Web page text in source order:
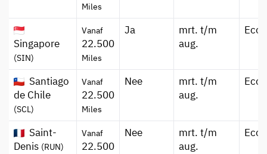
Miles
Singapore
(SIN)
Vanaf
22.500
Miles
Ja
mrt. t/m
aug.
Santiago
de Chile
(SCL)
Vanaf
22.500
Miles
Nee
mrt. t/m
aug.
Saint-
Denis (RUN)
Vanaf
22.500
Nee
mrt. t/m
aug.